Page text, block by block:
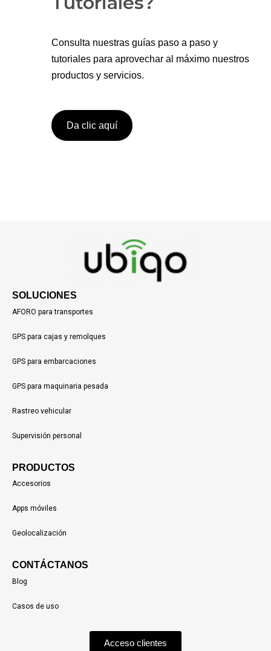
Consulta nuestras guías paso a paso y
tutoriales para aprovechar al máximo nuestros
productos y servicios.
Da clic aquí
SOLUCIONES
AFORO para transportes
GPS para cajas y remolques
GPS para embarcaciones
GPS para maquinaria pesada
Rastreo vehicular
Supervisión personal
PRODUCTOS
Accesorios
Apps móviles
Geolocalización
CONTÁCTANOS
Blog
Casos de uso
Acceso clientes